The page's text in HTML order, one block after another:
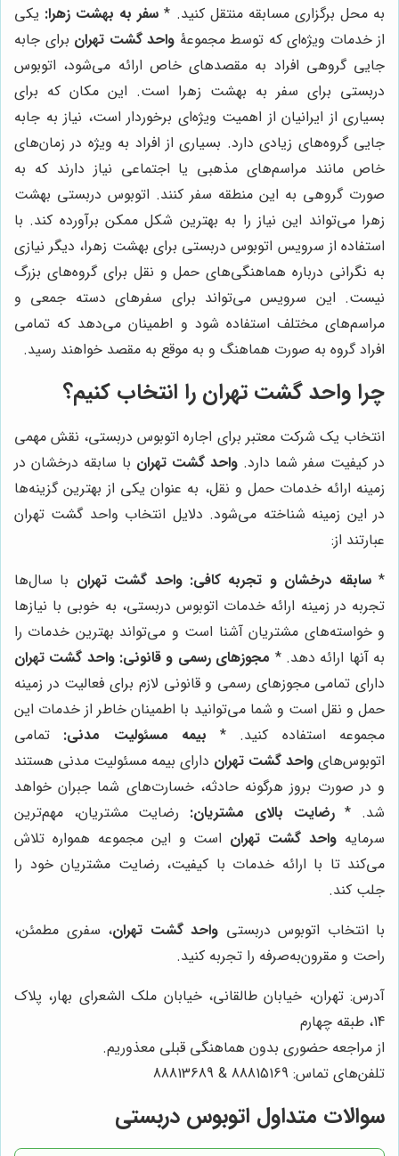
به محل برگزاری مسابقه منتقل کنید. * سفر به بهشت زهرا: یکی
از خدمات ویژه‌ای که توسط مجموعۀ واحد گشت تهران برای جابه
جایی گروهی افراد به مقصدهای خاص ارائه می‌شود، اتوبوس
دربستی برای سفر به بهشت زهرا است. این مکان که برای
بسیاری از ایرانیان از اهمیت ویژه‌ای برخوردار است، نیاز به جابه
جایی گروه‌های زیادی دارد. بسیاری از افراد به ویژه در زمان‌های
خاص مانند مراسم‌های مذهبی یا اجتماعی نیاز دارند که به
صورت گروهی به این منطقه سفر کنند. اتوبوس دربستی بهشت
زهرا می‌تواند این نیاز را به بهترین شکل ممکن برآورده کند. با
استفاده از سرویس اتوبوس دربستی برای بهشت زهرا، دیگر نیازی
به نگرانی درباره هماهنگی‌های حمل و نقل برای گروه‌های بزرگ
نیست. این سرویس می‌تواند برای سفرهای دسته جمعی و
مراسم‌های مختلف استفاده شود و اطمینان می‌دهد که تمامی
افراد گروه به صورت هماهنگ و به موقع به مقصد خواهند رسید.
چرا واحد گشت تهران را انتخاب کنیم؟
انتخاب یک شرکت معتبر برای اجاره اتوبوس دربستی، نقش مهمی
در کیفیت سفر شما دارد. واحد گشت تهران با سابقه درخشان در
زمینه ارائه خدمات حمل و نقل، به عنوان یکی از بهترین گزینه‌ها
در این زمینه شناخته می‌شود. دلایل انتخاب واحد گشت تهران
عبارتند از:
*سابقه درخشان و تجربه کافی: واحد گشت تهران با سال‌ها
تجربه در زمینه ارائه خدمات اتوبوس دربستی، به خوبی با نیازها
و خواسته‌های مشتریان آشنا است و می‌تواند بهترین خدمات را
به آنها ارائه دهد. * مجوزهای رسمی و قانونی: واحد گشت تهران
دارای تمامی مجوزهای رسمی و قانونی لازم برای فعالیت در زمینه
حمل و نقل است و شما می‌توانید با اطمینان خاطر از خدمات این
مجموعه استفاده کنید. * بیمه مسئولیت مدنی: تمامی
اتوبوس‌های واحد گشت تهران دارای بیمه مسئولیت مدنی هستند
و در صورت بروز هرگونه حادثه، خسارت‌های شما جبران خواهد
شد. *رضایت بالای مشتریان: رضایت مشتریان، مهم‌ترین
سرمایه واحد گشت تهران است و این مجموعه همواره تلاش
می‌کند تا با ارائه خدمات با کیفیت، رضایت مشتریان خود را
جلب کند.
با انتخاب اتوبوس دربستی واحد گشت تهران، سفری مطمئن،
راحت و مقرون‌به‌صرفه را تجربه کنید.
آدرس: تهران، خیابان طالقانی، خیابان ملک الشعرای بهار، پلاک
14، طبقه چهارم
از مراجعه حضوری بدون هماهنگی قبلی معذوریم.
تلفن‌های تماس: 88815169 & 88813689
سوالات متداول اتوبوس دربستی